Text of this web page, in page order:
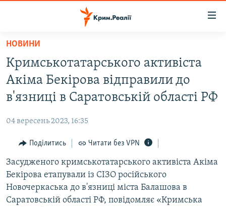
Перейти
основного
матеріалу
Перейти
до
основної
навігації
Перейти
пошуку
ВОДА.КРИМ
ВІДЕО ТА ФОТО
БЛОГИ
ПОГЛЯД
ІНТЕРВ'Ю
ВСЕ ЗА ДЕНЬ
СПЕЦПРОЕКТИ
НОВИНИ
Кримськотатарського активіста
Акіма Бекірова відправили до
в'язниці в Саратовській області РФ
04 вересень 2023, 16:35
Поділитись Читати без VPN
Засудженого кримськотатарського активіста Акіма
Бекірова етапували із СІЗО російського
Новочеркаська до в'язниці міста Балашова в
Саратовській області РФ, повідомляє «Кримська